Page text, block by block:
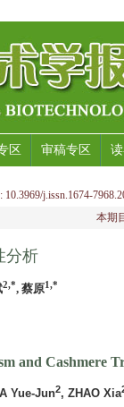
区 审稿专区
j.issn.1674-
本期
分析
2,*, 蔡原1,*
and Cashmere
Yue-Jun2, ZHAO Xia